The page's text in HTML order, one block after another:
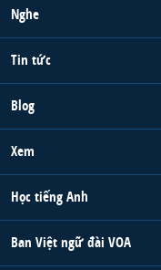
Nghe
Tin tức
Blog
Xem
Học tiếng Anh
Ban Việt ngữ đài VOA